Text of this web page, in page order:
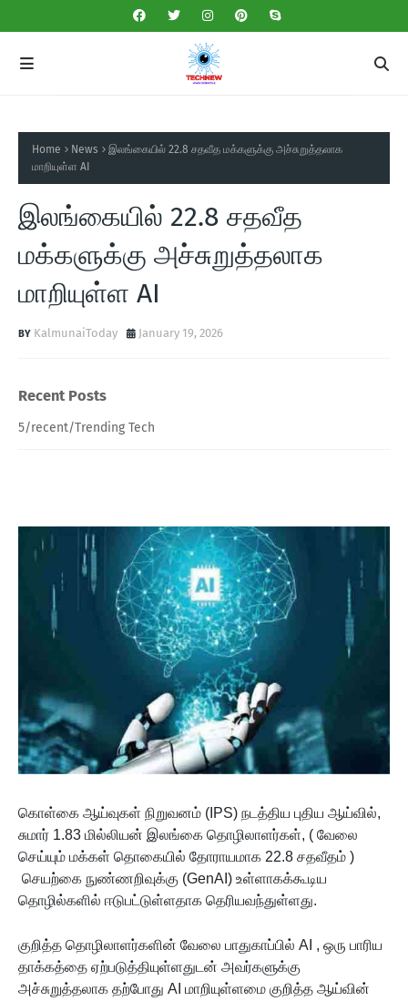
Home News
இலங்கையில் 22.8 சதவீத மக்களுக்கு அச்சுறுத்தலாக
மாறியுள்ள AI
இலங்கையில் 22.8 சதவீத
மக்களுக்கு அச்சுறுத்தலாக
மாறியுள்ள AI
KalmunaiToday January 19, 2026
Recent Posts
5/recent/Trending Tech
கொள்கை ஆய்வுகள் நிறுவனம் (IPS) நடத்திய புதிய ஆய்வில்,
சுமார் 1.83 மில்லியன் இலங்கை தொழிலாளர்கள், ( வேலை
செய்யும் மக்கள் தொகையில் தோராயமாக 22.8 சதவீதம் )
செயற்கை நுண்ணறிவுக்கு (GenAI) உள்ளாகக்கூடிய
தொழில்களில் ஈடுபட்டுள்ளதாக தெரியவந்துள்ளது.
குறித்த தொழிலாளர்களின் வேலை பாதுகாப்பில் AI , ஒரு பாரிய
தாக்கத்தை ஏற்படுத்தியுள்ளதுடன் அவர்களுக்கு
அச்சுறுத்தலாக தற்போது AI மாறியுள்ளமை குறித்த ஆய்வின்